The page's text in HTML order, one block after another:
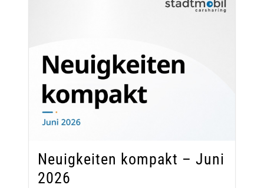
Neuigkeiten kompakt – Juni
2026